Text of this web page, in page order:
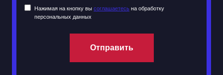
Нажимая на кнопку вы соглашаетесь на обработку
персональных данных
Отправить